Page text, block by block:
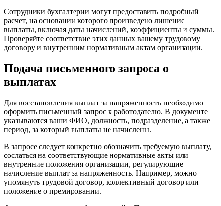
Сотрудники бухгалтерии могут предоставить подробный
расчет, на основании которого произведено лишение
выплаты, включая даты начислений, коэффициенты и суммы.
Проверяйте соответствие этих данных вашему трудовому
договору и внутренним нормативным актам организации.
Подача письменного запроса о
выплатах
Для восстановления выплат за напряженность необходимо
оформить письменный запрос к работодателю. В документе
указываются ваши ФИО, должность, подразделение, а также
период, за который выплаты не начислены.
В запросе следует конкретно обозначить требуемую выплату,
сослаться на соответствующие нормативные акты или
внутренние положения организации, регулирующие
начисление выплат за напряженность. Например, можно
упомянуть трудовой договор, коллективный договор или
положение о премировании.